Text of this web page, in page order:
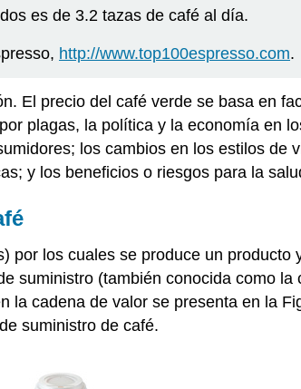
es de 3.2 tazas de café al día.
http://www.top100espresso.com.
El precio del café verde se basa en
plagas, la política y la economía en
los cambios en los estilos de
y los beneficios o riesgos para la
por los cuales se produce un
suministro (también conocida como
cadena de valor se presenta en la
suministro de café.